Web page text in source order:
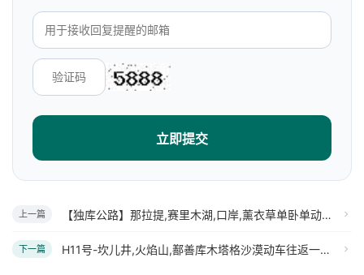
立即提交
上一篇 【独库公路】那拉提,赛里木湖,口岸,薰衣草单卧单动四日游
下一篇 H11号-坎儿井,火焰山,鄯善库木塔格沙漠动车往返一日游